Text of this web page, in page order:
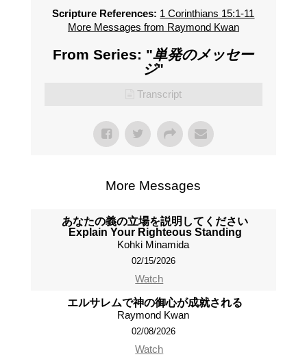
Scripture References: 1 Corinthians 15:1-11
More Messages from Raymond Kwan
From Series: "単発のメッセー
ジ"
Transcript
More Messages
あなたの義の立場を説明してください
Explain Your Righteous Standing
Kohki Minamida
02/15/2026
Watch
エルサレムで神の御心が成就される
Raymond Kwan
02/08/2026
Watch